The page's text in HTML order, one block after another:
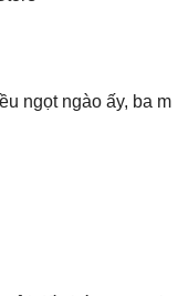
ngọt ngào ấy, ba m